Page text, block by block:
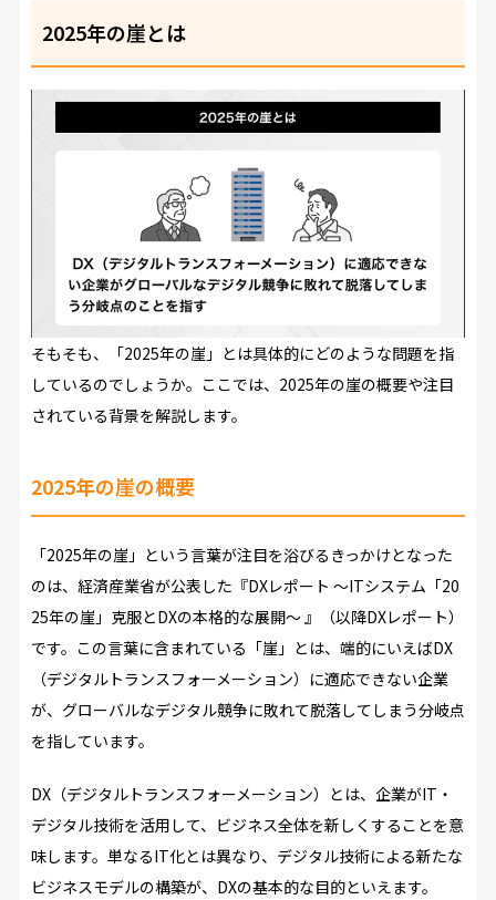
2025年の崖とは
そもそも、「2025年の崖」とは具体的にどのような問題を指
しているのでしょうか。ここでは、2025年の崖の概要や注目
されている背景を解説します。
2025年の崖の概要
「2025年の崖」という言葉が注目を浴びるきっかけとなった
のは、経済産業省が公表した『DXレポート ～ITシステム「20
25年の崖」克服とDXの本格的な展開～ 』（以降DXレポート）
です。この言葉に含まれている「崖」とは、端的にいえばDX
（デジタルトランスフォーメーション）に適応できない企業
が、グローバルなデジタル競争に敗れて脱落してしまう分岐点
を指しています。
DX（デジタルトランスフォーメーション）とは、企業がIT・
デジタル技術を活用して、ビジネス全体を新しくすることを意
味します。単なるIT化とは異なり、デジタル技術による新たな
ビジネスモデルの構築が、DXの基本的な目的といえます。